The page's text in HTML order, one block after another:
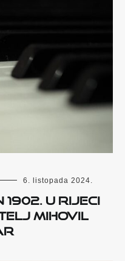
6. listopada 2024.
u Rijeci
Mihovil